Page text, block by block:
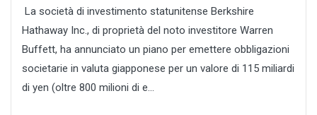
La società di investimento statunitense Berkshire
Hathaway Inc., di proprietà del noto investitore Warren
Buffett, ha annunciato un piano per emettere obbligazioni
societarie in valuta giapponese per un valore di 115 miliardi
di yen (oltre 800 milioni di e...